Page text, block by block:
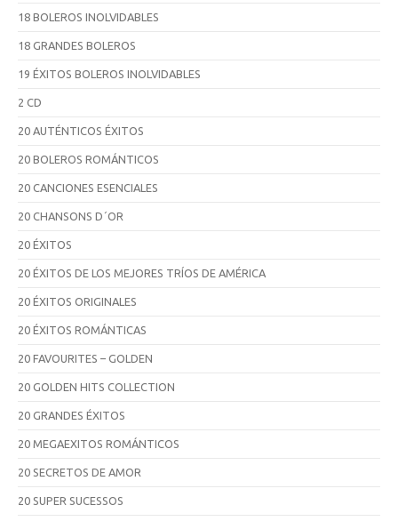
18 BOLEROS INOLVIDABLES
18 GRANDES BOLEROS
19 ÉXITOS BOLEROS INOLVIDABLES
2 CD
20 AUTÉNTICOS ÉXITOS
20 BOLEROS ROMÁNTICOS
20 CANCIONES ESENCIALES
20 CHANSONS D´OR
20 ÉXITOS
20 ÉXITOS DE LOS MEJORES TRÍOS DE AMÉRICA
20 ÉXITOS ORIGINALES
20 ÉXITOS ROMÁNTICAS
20 FAVOURITES – GOLDEN
20 GOLDEN HITS COLLECTION
20 GRANDES ÉXITOS
20 MEGAEXITOS ROMÁNTICOS
20 SECRETOS DE AMOR
20 SUPER SUCESSOS